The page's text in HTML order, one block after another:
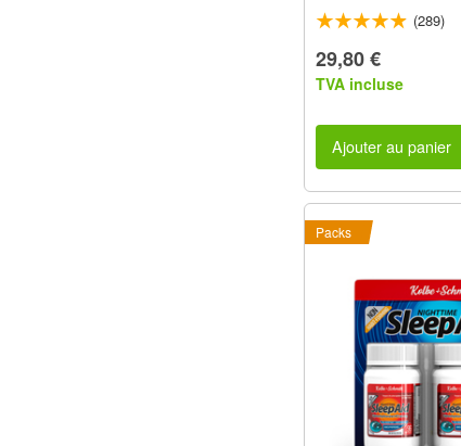
(289)
29,80 €
TVA incluse
Ajouter au panier
Packs